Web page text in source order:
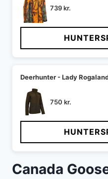
739kr.
Deerhunter - Lady
750 kr.
Canada